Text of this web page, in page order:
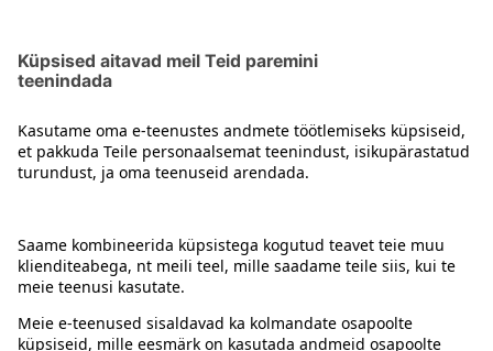
Deodorandid
Juhised